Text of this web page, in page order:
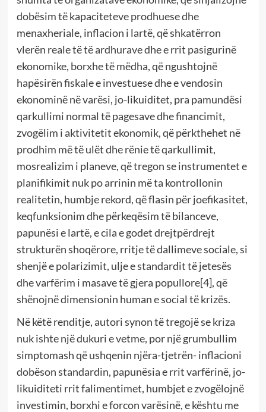
dobësim të kapaciteteve prodhuese dhe
menaxheriale, inflacion i lartë, që shkatërron
vlerën reale të të ardhurave dhe e rrit pasigurinë
ekonomike, borxhe të mëdha, që ngushtojnë
hapësirën fiskale e investuese dhe e vendosin
ekonominë në varësi, jo-likuiditet, pra pamundësi
qarkullimi normal të pagesave dhe financimit,
zvogëlim i aktivitetit ekonomik, që përkthehet në
prodhim më të ulët dhe rënie të qarkullimit,
mosrealizim i planeve, që tregon se instrumentet e
planifikimit nuk po arrinin më ta kontrollonin
realitetin, humbje rekord, që flasin për joefikasitet,
keqfunksionim dhe përkeqësim të bilanceve,
papunësi e lartë, e cila e godet drejtpërdrejt
strukturën shoqërore, rritje të dallimeve sociale, si
shenjë e polarizimit, ulje e standardit të jetesës
dhe varfërim i masave të gjera popullore[4], që
shënojnë dimensionin human e social të krizës.
Në këtë renditje, autori synon të tregojë se kriza
nuk ishte një dukuri e vetme, por një grumbullim
simptomash që ushqenin njëra-tjetrën- inflacioni
dobëson standardin, papunësia e rrit varfërinë, jo-
likuiditeti rrit falimentimet, humbjet e zvogëlojnë
investimin, borxhi e forcon varësinë, e kështu me